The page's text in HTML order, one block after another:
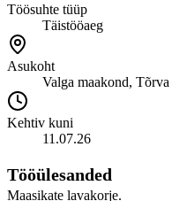
Töösuhte tüüp
Täistööaeg
Asukoht
Valga maakond,
Kehtiv kuni
11.07.26
Tööülesanded
Maasikate lavakorje.